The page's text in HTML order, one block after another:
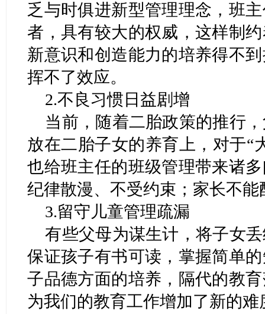
乏与时俱进新型管理理念，班
者，具有较大的权威，这样制
新意识和创造能力的培养得不
挥不了效应。
2.不良习惯日益剧增
当前，随着二胎政策的推行
放在二胎子女的养育上，对于“
也给班主任的班级管理带来诸
纪律散漫、不受约束；家长不
3.留守儿童管理疏漏
有些父母为谋生计，将子女
保证孩子有书可读，掌握简单
子品德方面的培养，隔代的教
为我们的教育工作增加了新的难